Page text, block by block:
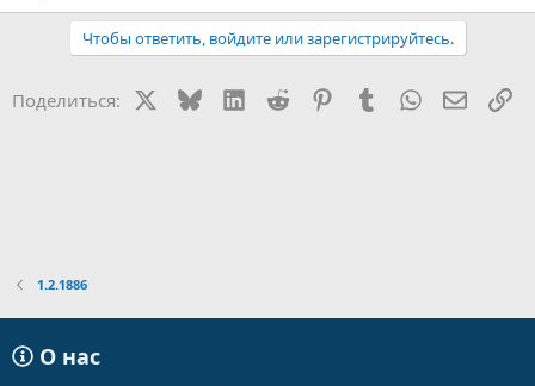
Чтобы ответить, войдите или зарегистрируйтесь.
Поделиться: BlueskyLinkedIn
Reddit PinterestTumblr WhatsApp
1.2.1886
О нас